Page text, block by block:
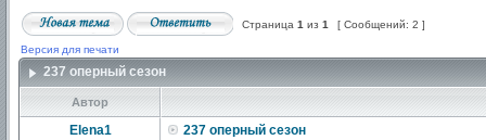
Страница 1 из 1 [ Сообщений: 2 ]
Версия для печати
237 оперный сезон
Автор
Elena1 237 оперный сезон